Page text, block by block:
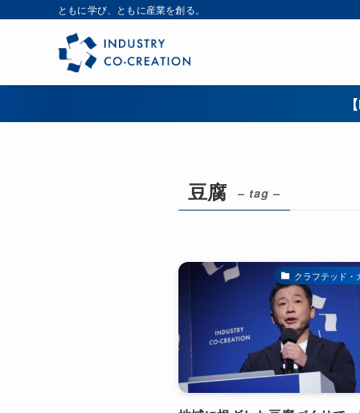
ともに学び、ともに産業を創る。
豆腐 – tag –
クラフテッド・